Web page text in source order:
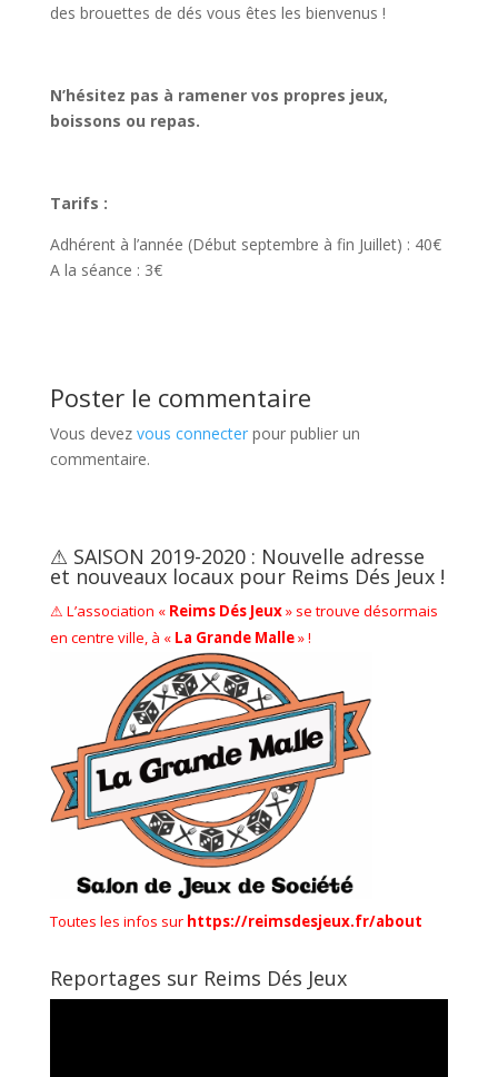
des brouettes de dés vous êtes les bienvenus !
N’hésitez pas à ramener vos propres jeux,
boissons ou repas.
Tarifs :
Adhérent à l’année (Début septembre à fin Juillet) : 40€
A la séance : 3€
Poster le commentaire
Vous devez vous connecterpour publier un
commentaire.
⚠ SAISON 2019-2020 : Nouvelle adresse
et nouveaux locaux pour Reims Dés Jeux !
⚠ L’association « Reims Dés Jeux» se trouve désormais
en centre ville, à « La Grande Malle» !
Toutes les infos sur https://reimsdesjeux.fr/about
Reportages sur Reims Dés Jeux